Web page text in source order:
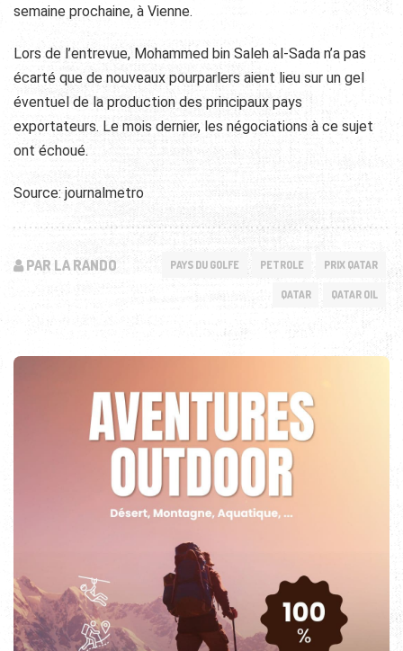
semaine prochaine, à Vienne.
Lors de l’entrevue, Mohammed bin Saleh al-Sada n’a pas
écarté que de nouveaux pourparlers aient lieu sur un gel
éventuel de la production des principaux pays
exportateurs. Le mois dernier, les négociations à ce sujet
ont échoué.
Source: journalmetro
PAR LA RANDO PAYS DU GOLFE PETROLE PRIX QATAR
QATAR QATAR OIL